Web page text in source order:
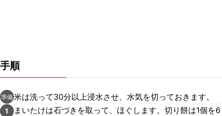
手順
準備米は洗って30分以上浸水させ、水気を切っておきます。
1
まいたけは石づきを取って、ほぐします。切り餅は1個を6